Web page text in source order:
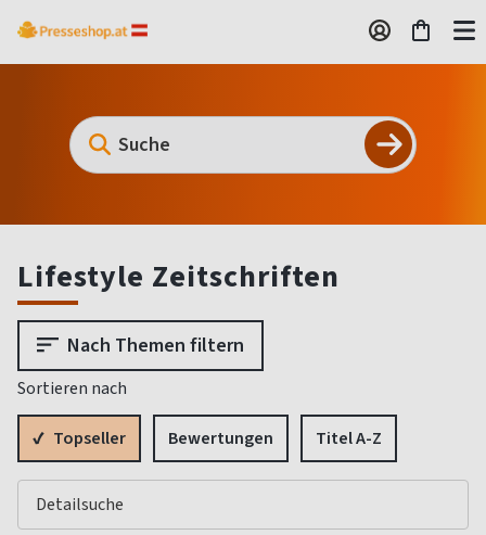
Lifestyle Zeitschriften
Nach Themen filtern
Sortieren nach
Topseller Bewertungen Titel A-Z